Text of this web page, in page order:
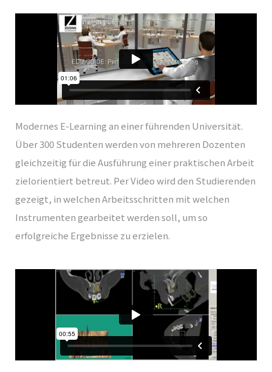
Modernes E-Learning an einer führenden Universität.
Über 300 Studenten werden von mehreren Dozenten
gleichzeitig für die Ausführung einer praktischen Arbeit
zielorientiert betreut. Per Video wird den Studierenden
gezeigt, in welchen Arbeitsschritten mit welchen
Instrumenten gearbeitet werden soll, um so
erfolgreiche Ergebnisse zu erzielen.